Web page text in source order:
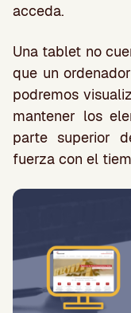
acceda.
Una tablet no
que un
podremos
mantener los
parte superior
fuerza con el